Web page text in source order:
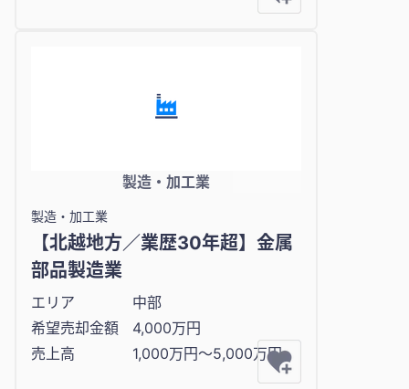
製造・加工業
製造・加工業
【北越地方／業歴30年超】金属
部品製造業
エリア
中部
希望売却金額
4,000万円
売上高
1,000万円〜5,000万円